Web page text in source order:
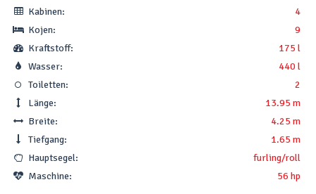
Kabinen:
4
Kojen:
9
Kraftstoff:
175 l
Wasser:
440 l
Toiletten:
2
Länge:
13.95 m
Breite:
4.25 m
Tiefgang:
1.65 m
Hauptsegel:
furling/roll
Maschine:
56 hp